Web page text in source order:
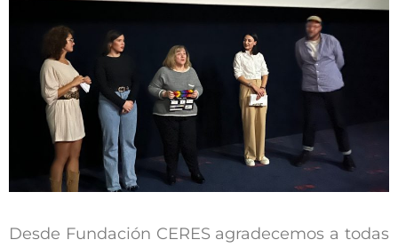
Desde Fundación CERES agradecemos a todas